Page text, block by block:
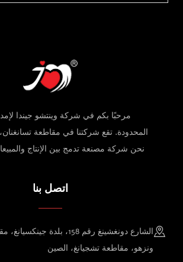
مرحبًا بكم في شركة وينتشو جيندا
المحدودة. تقع شركتنا في مقاطعة
نحن شركة مصنعة تدمج بين الإنتاج
اتصل بنا
الشارع دونغشينغ رقم 158، بلدة
ونزهو، مقاطعة تشجيانغ، الصين